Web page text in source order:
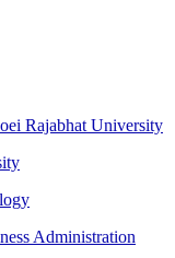
Rajabhat University
Administration